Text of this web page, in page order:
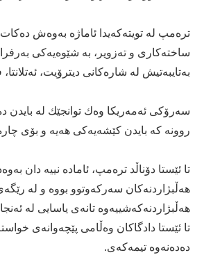
تره‌مپ له‌ تویته‌كه‌یدا ئاماژه‌ به‌وه‌ش
ساخته‌كاری و ته‌زویر، به‌ شێوه‌یه‌كی
به‌تایبه‌تیش له‌ شاره‌كانی دیترۆیت، ئه‌تلانتا،
سه‌رۆكی ئه‌مه‌ریكا وه‌ك توانجێك له‌
روونه‌ كه‌ بایدن كێشه‌یه‌كی هه‌یه‌ و بۆی
تا ئێستا دۆناڵد تره‌مپ، ئاماده‌ نییه‌ دان
هه‌ڵبژاردنه‌كان سه‌ركه‌وتوو بووه‌ و له‌
هه‌ڵبژاردنه‌كه‌شییه‌وه‌ تانه‌ی یاسایی له‌
تا ئێستا دادگاكان وه‌ڵامی پێچه‌وانه‌ی
ده‌ده‌نه‌وه‌ تیمه‌كه‌ی.